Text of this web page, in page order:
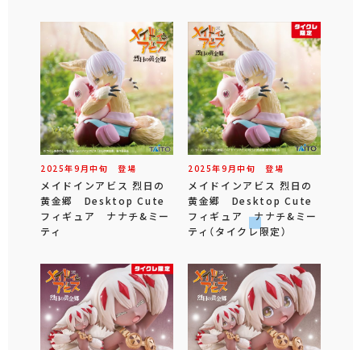
2025年9 月中旬 登場
メイドインアビス 烈日の
黄金郷 Desktop Cute
フィギュア ナナチ&ミー
ティ
2025年9 月中旬 登場
メイドインアビス 烈日の
黄金郷 Desktop Cute
フィギュア ナナチ&ミー
ティ（タイクレ限定）